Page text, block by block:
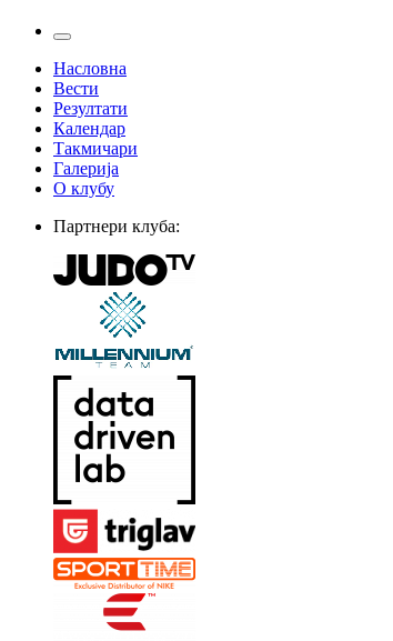
Насловна
Вести
Резултати
Календар
Такмичари
Галерија
О клубу
Партнери клуба: